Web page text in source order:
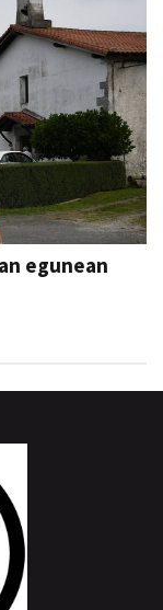
egunean